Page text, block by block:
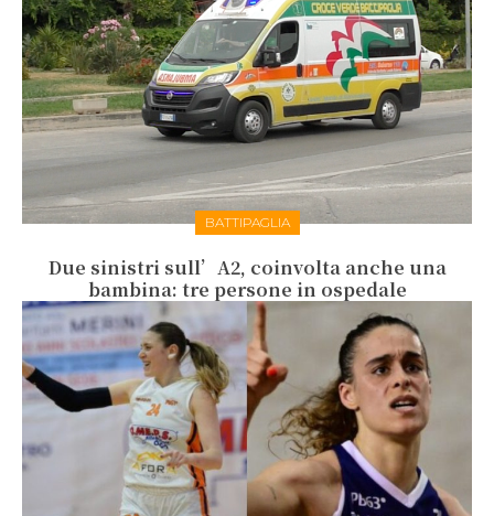
BATTIPAGLIA
Due sinistri sull’A2, coinvolta anche una
bambina: tre persone in ospedale